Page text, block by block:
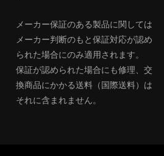
メーカー保証のある製品に関しては
メーカー判断のもと保証対応が認め
られた場合にのみ適用されます。
保証が認められた場合にも修理、交
換商品にかかる送料（国際送料）は
それに含まれません。